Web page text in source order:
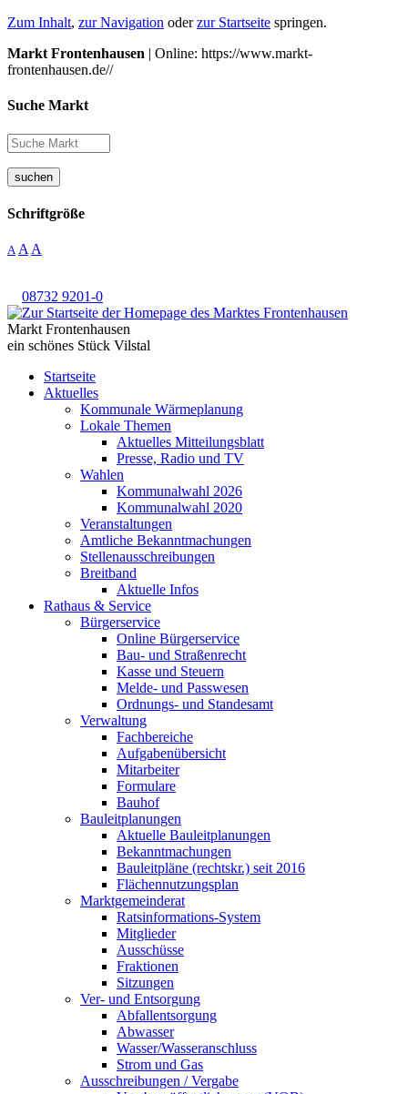
Zum Inhalt, zur Navigation oderzur Startseite springen.
Markt Frontenhausen | Online: https://www.markt-
frontenhausen.de//
Suche Markt
suchen
Schriftgröße
A A A
08732 9201-0
Markt Frontenhausen
ein schönes Stück Vilstal
Startseite
Aktuelles
Kommunale Wärmeplanung
Lokale Themen
Aktuelles Mitteilungsblatt
Presse, Radio und TV
Wahlen
Kommunalwahl 2026
Kommunalwahl 2020
Veranstaltungen
Amtliche Bekanntmachungen
Stellenausschreibungen
Breitband
Aktuelle Infos
Rathaus & Service
Bürgerservice
Online Bürgerservice
Bau- und Straßenrecht
Kasse und Steuern
Melde- und Passwesen
Ordnungs- und Standesamt
Verwaltung
Fachbereiche
Aufgabenübersicht
Mitarbeiter
Formulare
Bauhof
Bauleitplanungen
Aktuelle Bauleitplanungen
Bekanntmachungen
Bauleitpläne (rechtskr.) seit 2016
Flächennutzungsplan
Marktgemeinderat
Ratsinformations-System
Mitglieder
Ausschüsse
Fraktionen
Sitzungen
Ver- und Entsorgung
Abfallentsorgung
Abwasser
Wasser/Wasseranschluss
Strom und Gas
Ausschreibungen / Vergabe